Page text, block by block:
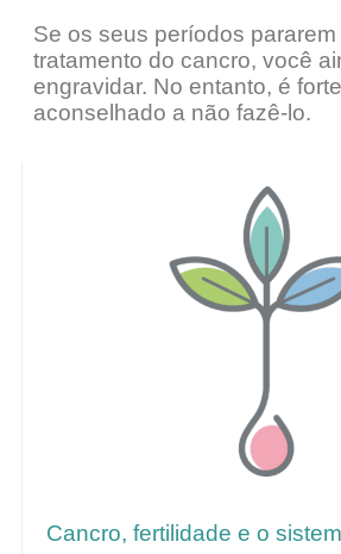
Se os seus períodos
tratamento do cancro, você
engravidar. No entanto, é
aconselhado a não fazê-lo.
Cancro, fertilidade e o